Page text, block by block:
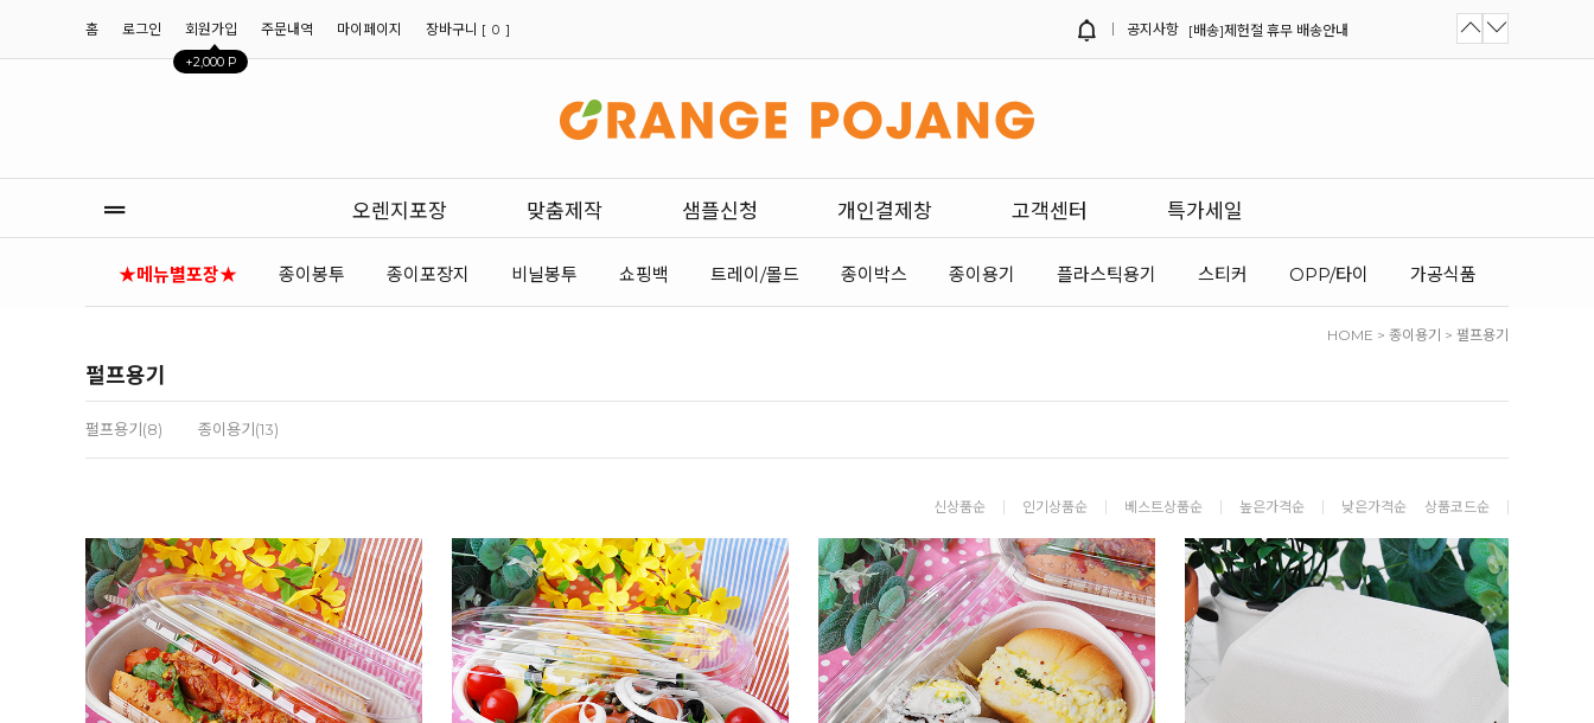
홈 로그인 회원가입
+2,000 P
주문내역 마이페이지 장바구니 [ 0 ] 공지사항 [배송]제헌절 휴무 배송안내
오렌지포장 맞춤제작 샘플신청 개인결제창 고객센터 특가세일
★메뉴별포장★ 종이봉투 종이포장지 비닐봉투 쇼핑백 트레이/몰드 종이박스 종이용기 플라스틱용기 스티커 OPP/타이 가공식품
HOME > 종이용기 > 펄프용기
펄프용기
펄프용기(8) 종이용기(13)
신상품순 인기상품순 베스트상품순 높은가격순 낮은가격순 상품코드순